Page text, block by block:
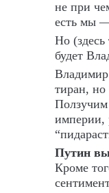
не при
есть мы
Но (здесь
будет
тиран, но
Ползучим
империи,
Путин
Кроме